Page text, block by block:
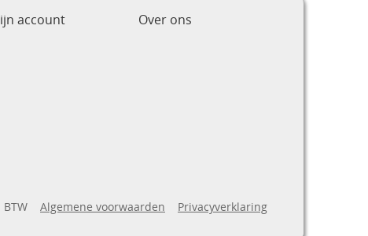
account Over ons
Algemene voorwaarden Privacyverklaring